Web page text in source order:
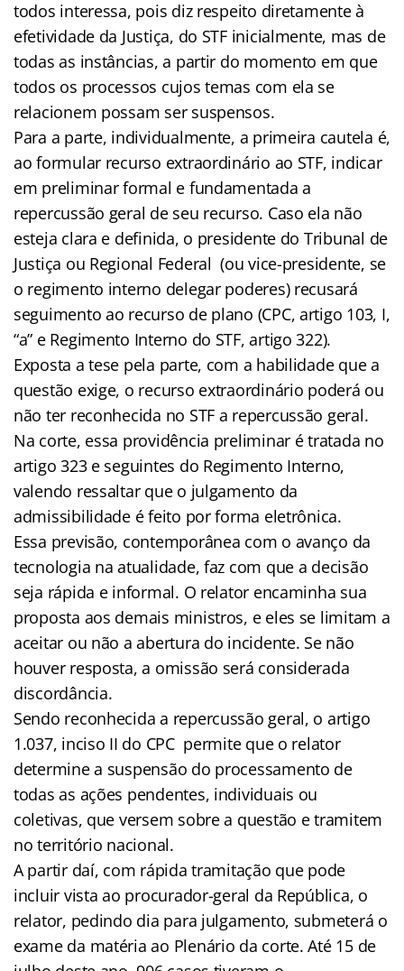
todos interessa, pois diz respeito diretamente à
efetividade da Justiça, do STF inicialmente, mas de
todas as instâncias, a partir do momento em que
todos os processos cujos temas com ela se
relacionem possam ser suspensos.
Para a parte, individualmente, a primeira cautela é,
ao formular recurso extraordinário ao STF, indicar
em preliminar formal e fundamentada a
repercussão geral de seu recurso. Caso ela não
esteja clara e definida, o presidente do Tribunal de
Justiça ou Regional Federal (ou vice-presidente, se
o regimento interno delegar poderes) recusará
seguimento ao recurso de plano (CPC, artigo 103, I,
“a” e Regimento Interno do STF, artigo 322).
Exposta a tese pela parte, com a habilidade que a
questão exige, o recurso extraordinário poderá ou
não ter reconhecida no STF a repercussão geral.
Na corte, essa providência preliminar é tratada no
artigo 323 e seguintes do Regimento Interno,
valendo ressaltar que o julgamento da
admissibilidade é feito por forma eletrônica.
Essa previsão, contemporânea com o avanço da
tecnologia na atualidade, faz com que a decisão
seja rápida e informal. O relator encaminha sua
proposta aos demais ministros, e eles se limitam a
aceitar ou não a abertura do incidente. Se não
houver resposta, a omissão será considerada
discordância.
Sendo reconhecida a repercussão geral, o artigo
1.037, inciso II do CPC permite que o relator
determine a suspensão do processamento de
todas as ações pendentes, individuais ou
coletivas, que versem sobre a questão e tramitem
no território nacional.
A partir daí, com rápida tramitação que pode
incluir vista ao procurador-geral da República, o
relator, pedindo dia para julgamento, submeterá o
exame da matéria ao Plenário da corte. Até 15 de